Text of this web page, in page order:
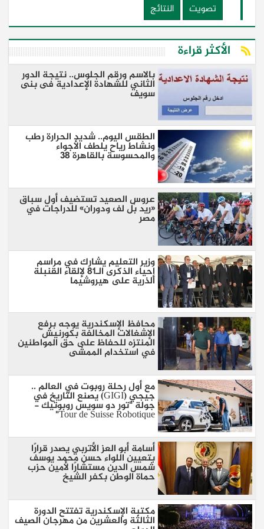
تصويت النتائج
الأكثر قراءة
بالاسم ورقم الجلوس.. نتيجة الدور
الثاني للشهادة الإعدادية فى بنى
سويف
الطقس اليوم.. شديد الحرارة رطب
ونشاط رياح يلطف الأجواء
والمحسوسة بالقاهرة 38
عروس الصعيد تستضيف أول سباق
«ريد بُل لف ودوران» للدراجات في
مصر
وزير التعليم يشارك في مراسم
إحياء الذكرى الـ81 لإلقاء القنبلة
الذرية على هيروشيما
محافظ الإسكندرية يوجه برفع
الإشغالات المخالفة بكورنيش
المنتزه للحفاظ على حق المواطنين
في استخدام الممشى
مع أول رحلة روبوت في العالم ..
جيجي (GIGI) يصنع التاريخ في
جولة "تور دو سويس روبوتيك -
Tour de Suisse Robotique"
أسامة أبو العز الأتربي يصدر قرارًا
بتعيين اللواء حسن محمد يوسف
شمس الدين مستشارًا لأمين حزب
حماة الوطن بكفر الشيخ
مكتبة الإسكندرية تفتتح الدورة
الثالثة والعشرين من مهرجان الصيف